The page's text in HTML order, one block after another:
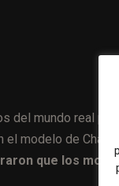
del mundo real
modelo de
que los